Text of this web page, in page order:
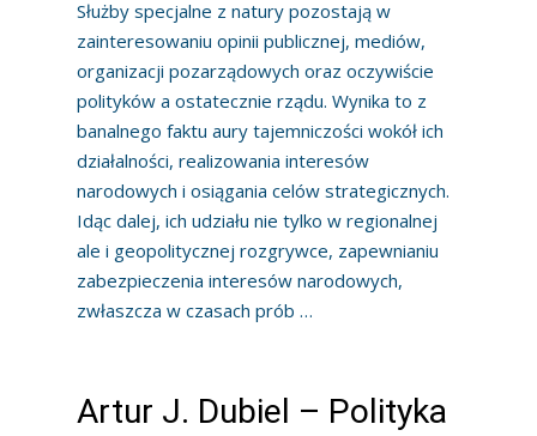
Służby specjalne z natury pozostają w
zainteresowaniu opinii publicznej, mediów,
organizacji pozarządowych oraz oczywiście
polityków a ostatecznie rządu. Wynika to z
banalnego faktu aury tajemniczości wokół ich
działalności, realizowania interesów
narodowych i osiągania celów strategicznych.
Idąc dalej, ich udziału nie tylko w regionalnej
ale i geopolitycznej rozgrywce, zapewnianiu
zabezpieczenia interesów narodowych,
zwłaszcza w czasach prób …
Artur J. Dubiel – Polityka